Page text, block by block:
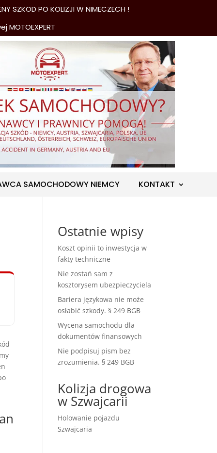
PO KOLIZJI W NIMECZECH !
SAMOCHODOWY NIEMCY KONTAKT
Ostatnie wpisy
Koszt opinii to inwestycja w
fakty techniczne
Nie zostań sam z
kosztorysem ubezpieczyciela
Bariera językowa nie może
osłabić szkody. § 249 BGB
Wycena samochodu dla
dokumentów finansowych
Nie podpisuj pism bez
zrozumienia. § 249 BGB
Kolizja drogowa
w Szwajcarii
Holowanie pojazdu
Szwajcaria